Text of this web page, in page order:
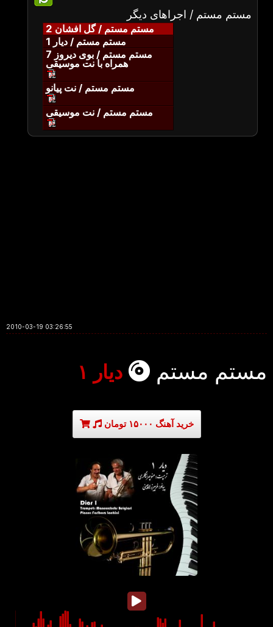
مستم مستم / اجراهای دیگر
مستم مستم / گل افشان 2
مستم مستم / دیار 1
مستم مستم / بوی دیروز 7
همراه با نت موسیقی
مستم مستم / نت پیانو
مستم مستم / نت موسیقی
2010-03-19 03:26:55
مستم مستم دیار ۱
خرید آهنگ ۱۵۰۰۰ تومان